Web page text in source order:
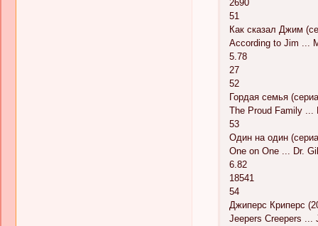
2690
51
Как сказал Джим
According to Jim ...
5.78
27
52
Гордая семья
The Proud Family ...
53
Один на один
One on One ... Dr.
6.82
18541
54
Джиперс Криперс
Jeepers Creepers ...